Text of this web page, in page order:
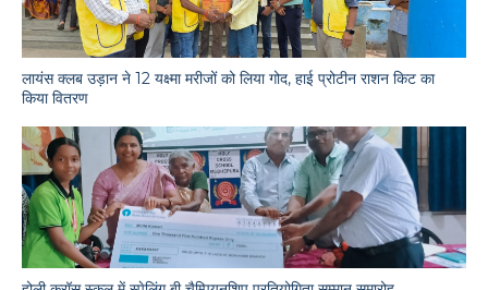
लायंस क्लब उड़ान ने 12 यक्ष्मा मरीजों को लिया गोद, हाई प्रोटीन राशन किट का
किया वितरण